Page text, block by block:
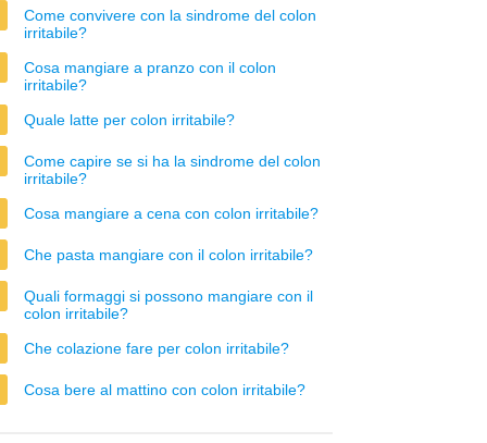
Come convivere con la sindrome del colon
irritabile?
Cosa mangiare a pranzo con il colon
irritabile?
Quale latte per colon irritabile?
Come capire se si ha la sindrome del colon
irritabile?
Cosa mangiare a cena con colon irritabile?
Che pasta mangiare con il colon irritabile?
Quali formaggi si possono mangiare con il
colon irritabile?
Che colazione fare per colon irritabile?
Cosa bere al mattino con colon irritabile?